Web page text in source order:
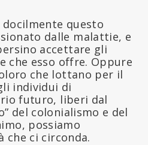
docilmente questo
dalle malattie, e
accettare gli
che esso offre. Oppure
che lottano per il
individui di
futuro, liberi dal
del colonialismo e del
possiamo
che ci circonda.